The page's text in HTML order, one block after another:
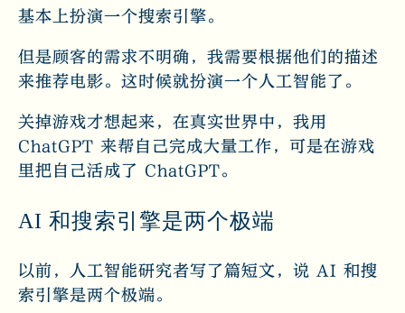
基本上扮演一个搜索引擎。
但是顾客的需求不明确，我需要根据他们的描述
来推荐电影。这时候就扮演一个人工智能了。
关掉游戏才想起来，在真实世界中，我用
ChatGPT 来帮自己完成大量工作，可是在游戏
里把自己活成了 ChatGPT。
AI 和搜索引擎是两个极端
以前，人工智能研究者写了篇短文，说 AI 和搜
索引擎是两个极端。